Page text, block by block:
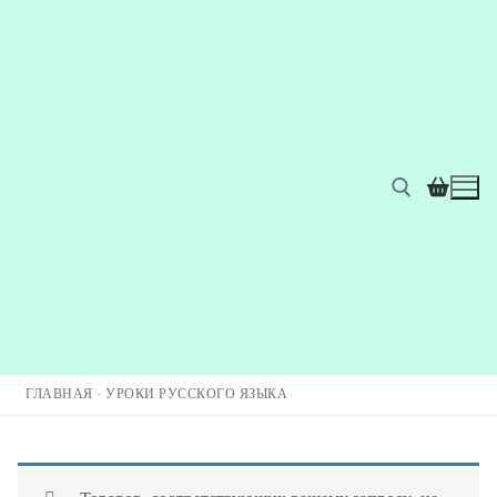
Главная
ГЛАВНАЯ -УРОКИ РУССКОГО ЯЗЫКА